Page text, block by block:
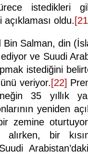
istedikleri
oldu.
Salman, din
ve Suudi
istediğini
veriyor. [22]
35 yıllık
yeniden
zemine
alırken, bir